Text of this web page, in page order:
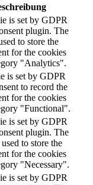
is set by GDPR
plugin. The
to store the
for the cookies
"Analytics".
is set by GDPR
to record the
for the cookies
"Functional".
is set by GDPR
plugin. The
to store the
for the cookies
"Necessary".
is set by GDPR